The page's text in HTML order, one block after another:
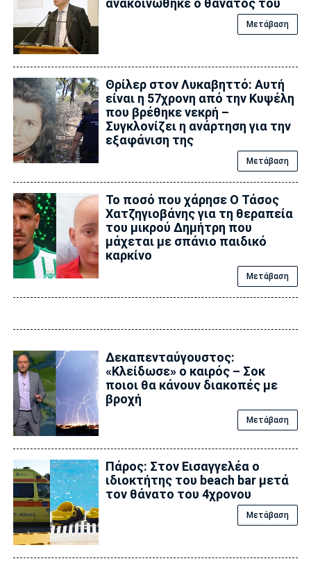
Μετάβαση
Θρίλερ στον Λυκαβηττό: Αυτή
είναι η 57χρονη από την Κυψέλη
που βρέθηκε νεκρή –
Συγκλονίζει η ανάρτηση για την
εξαφάνιση της
Μετάβαση
Το ποσό που χάρησε Ο Τάσος
Χατζηγιοβάνης για τη θεραπεία
του μικρού Δημήτρη που
μάχεται με σπάνιο παιδικό
καρκίνο
Μετάβαση
Δεκαπενταύγουστος:
«Κλείδωσε» ο καιρός – Σoκ
ποιοι θα κάνουν διακοπές με
βροχή
Μετάβαση
Πάρος: Στον Εισαγγελέα ο
ιδιοκτήτης του beach bar μετά
τον θάνατο του 4χρονου
Μετάβαση